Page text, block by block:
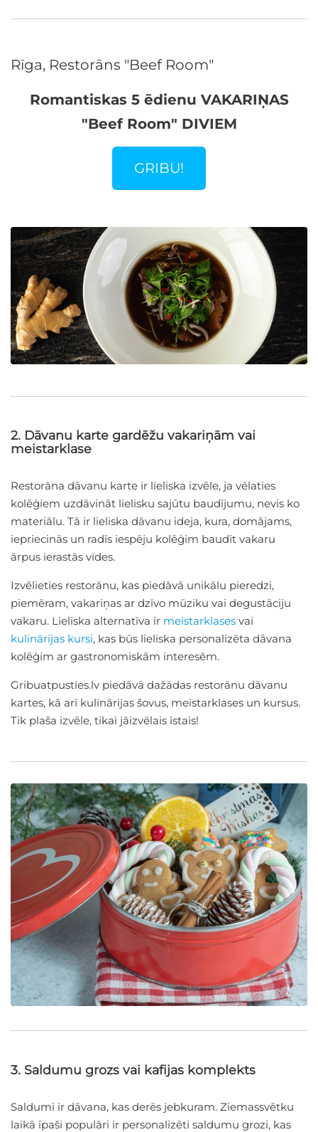
Rīga, Restorāns "Beef Room"
Romantiskas 5 ēdienu VAKARIŅAS
"Beef Room" DIVIEM
GRIBU!
2. Dāvanu karte gardēžu vakariņām vai
meistarklase
Restorāna dāvanu karte ir lieliska izvēle, ja vēlaties
kolēģiem uzdāvināt lielisku sajūtu baudījumu, nevis ko
materiālu. Tā ir lieliska dāvanu ideja, kura, domājams,
iepriecinās un radīs iespēju kolēģim baudīt vakaru
ārpus ierastās vides.
Izvēlieties restorānu, kas piedāvā unikālu pieredzi,
piemēram, vakariņas ar dzīvo mūziku vai degustāciju
vakaru. Lieliska alternatīva ir meistarklases vai
kulinārijas kursi, kas būs lieliska personalizēta dāvana
kolēģim ar gastronomiskām interesēm.
Gribuatpusties.lv piedāvā dažādas restorānu dāvanu
kartes, kā arī kulinārijas šovus, meistarklases un kursus.
Tik plaša izvēle, tikai jāizvēlais īstais!
3. Saldumu grozs vai kafijas komplekts
Saldumi ir dāvana, kas derēs jebkuram. Ziemassvētku
laikā īpaši populāri ir personalizēti saldumu grozi, kas